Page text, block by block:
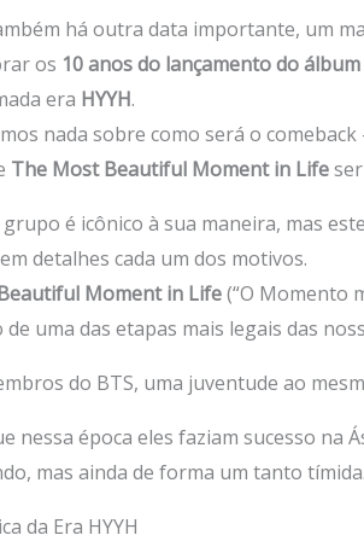
há outra data importante, um
os 10 anos do lançamento do álbum
era HYYH.
nada sobre como será o comeback
The Most Beautiful Moment in Life
é icônico à sua maneira, mas
detalhes cada um dos motivos.
Moment in Life(“O Momento
de uma das etapas mais legais das
do BTS, uma juventude ao
nessa época eles faziam sucesso na
mas ainda de forma um tanto tímida.
da Era HYYH